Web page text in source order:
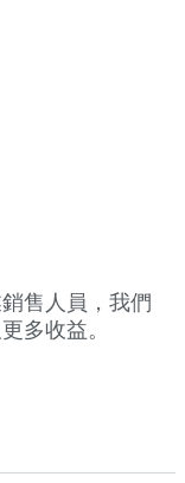
售人員，我們
多收益。